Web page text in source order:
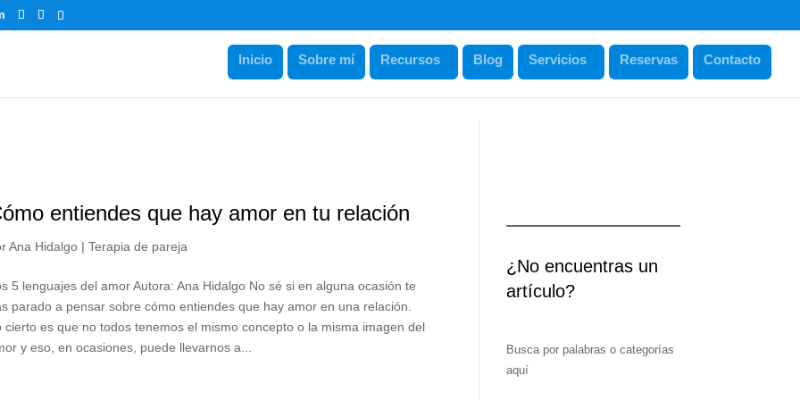
Inicio Sobre mí Recursos Blog Servicios Reservas Contacto
entiendes que hay amor en tu relación
Ana Hidalgo |Terapia de pareja
5 lenguajes del amor Autora: Ana Hidalgo No sé si en alguna ocasión te
parado a pensar sobre cómo entiendes que hay amor en una relación.
cierto es que no todos tenemos el mismo concepto o la misma imagen del
y eso, en ocasiones, puede llevarnos a...
¿No encuentras un
artículo?
Busca por palabras o categorías
aquí